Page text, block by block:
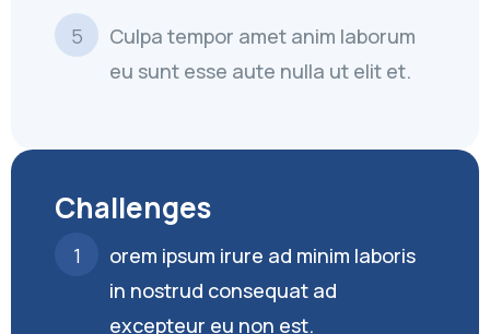
Culpa tempor amet anim laborum
eu sunt esse aute nulla ut elit et.
Challenges
orem ipsum irure ad minim laboris
in nostrud consequat ad
excepteur eu non est.